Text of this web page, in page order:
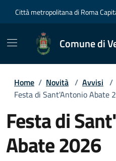
Città metropolitana di Roma
Comune di
Home / Novità / Avvisi /
Festa di Sant'Antonio Abate
Festa di
Abate 2026